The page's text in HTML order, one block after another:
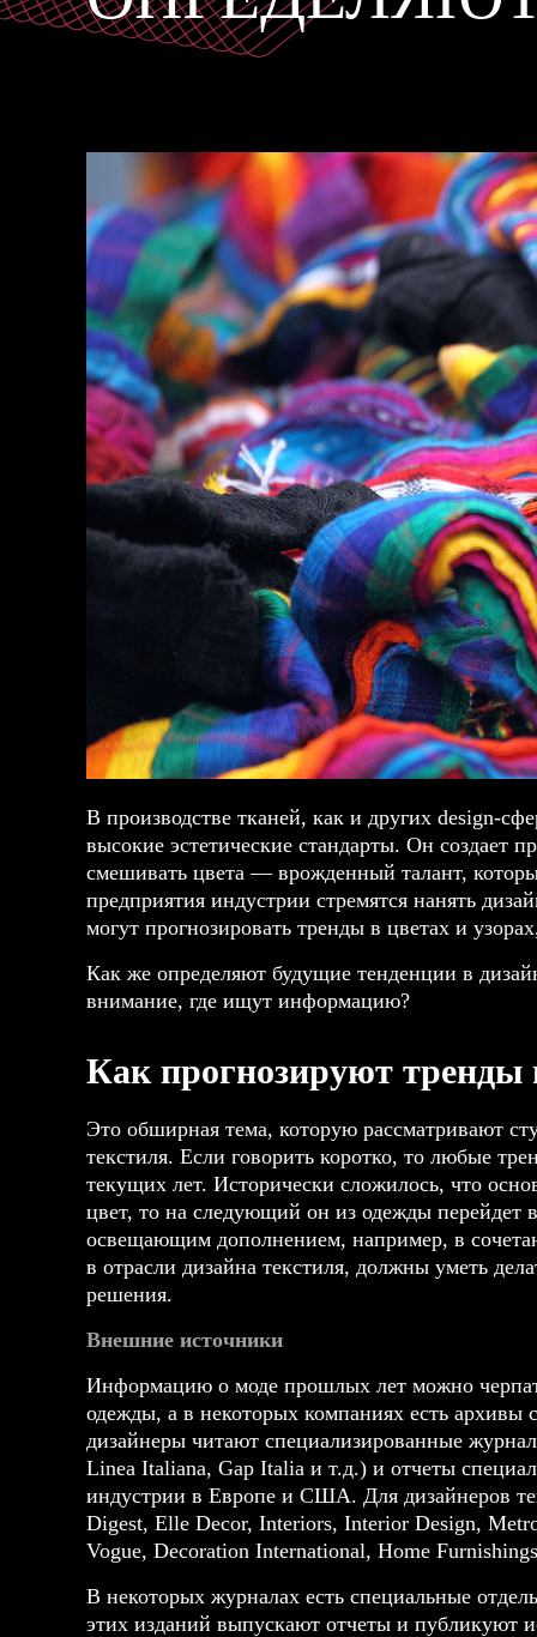
В производстве тканей, как и других design-
высокие эстетические стандарты. Он создает
смешивать цвета — врожденный талант,
предприятия индустрии стремятся нанять
могут прогнозировать тренды в цветах и
Как же определяют будущие тенденции в
внимание, где ищут информацию?
Как прогнозируют тренды
Это обширная тема, которую рассматривают
текстиля. Если говорить коротко, то любые
текущих лет. Исторически сложилось, что
цвет, то на следующий он из одежды перейдет
освещающим дополнением, например, в
в отрасли дизайна текстиля, должны уметь
решения.
Внешние источники
Информацию о моде прошлых лет можно
одежды, а в некоторых компаниях есть
дизайнеры читают специализированные
Linea Italiana, Gap Italia и т.д.) и отчеты
индустрии в Европе и США. Для дизайнеров
Digest, Elle Decor, Interiors, Interior Design,
Vogue, Decoration International, Home
В некоторых журналах есть специальные
этих изданий выпускают отчеты и публикуют